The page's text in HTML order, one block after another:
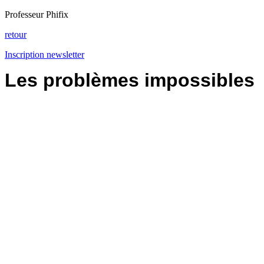
Professeur Phifix
retour
Inscription newsletter
Les problèmes impossibles